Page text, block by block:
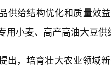
供给结构优化和质量效
用小麦、高产高油大豆供
出，培育壮大农业领域